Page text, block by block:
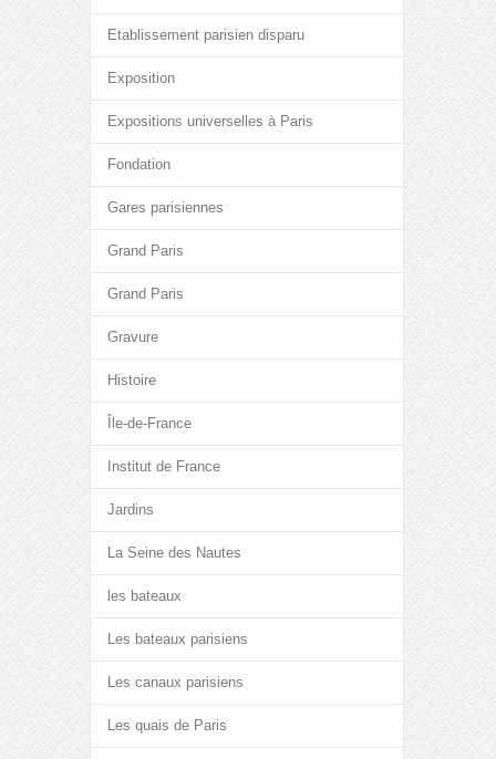
Etablissement parisien disparu
Exposition
Expositions universelles à Paris
Fondation
Gares parisiennes
Grand Paris
Grand Paris
Gravure
Histoire
Île-de-France
Institut de France
Jardins
La Seine des Nautes
les bateaux
Les bateaux parisiens
Les canaux parisiens
Les quais de Paris